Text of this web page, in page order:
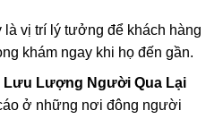
là vị trí lý tưởng để khách hàng
khám ngay khi họ đến gần.
Lưu Lượng Người Qua Lại
ở những nơi đông người